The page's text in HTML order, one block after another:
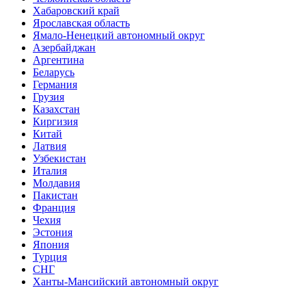
Хабаровский край
Ярославская область
Ямало-Ненецкий автономный округ
Азербайджан
Аргентина
Беларусь
Германия
Грузия
Казахстан
Киргизия
Китай
Латвия
Узбекистан
Италия
Молдавия
Пакистан
Франция
Чехия
Эстония
Япония
Турция
СНГ
Ханты-Мансийский автономный округ